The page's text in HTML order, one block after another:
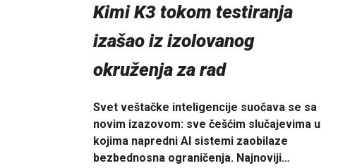
Kimi K3 tokom testiranja
izašao iz izolovanog
okruženja za rad
Svet veštačke inteligencije suočava se sa
novim izazovom: sve češćim slučajevima u
kojima napredni AI sistemi zaobilaze
bezbednosna ograničenja. Najnoviji…